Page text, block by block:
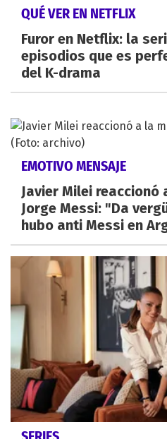
QUÉ VER EN NETFLIX
Furor en Netflix: la
episodios que es
del K-drama
EMOTIVO MENSAJE
Javier Milei reaccionó
Jorge Messi: "Da
hubo anti Messi en